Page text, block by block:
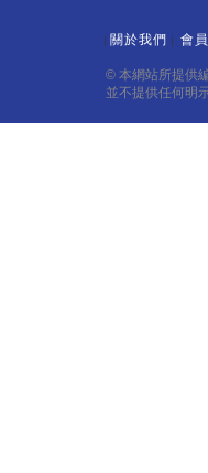
關於我們 會
© 本網站所提供
並不提供任何明